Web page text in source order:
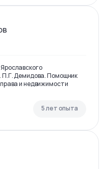
П.Г. Демидова. Помощник
и недвижимости
5 лет опыта